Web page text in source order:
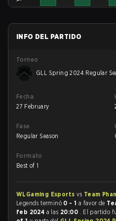
INFO DEL PARTIDO
Torneo
GLL Spring 2024 Regular
Fecha
27 February
Fase
Regular Season
Formato
Best of 1
WLGaming Esports vs Team
Legends terminó 0 - 1 a favor de
feb 2024 a las 20:00 . El partido